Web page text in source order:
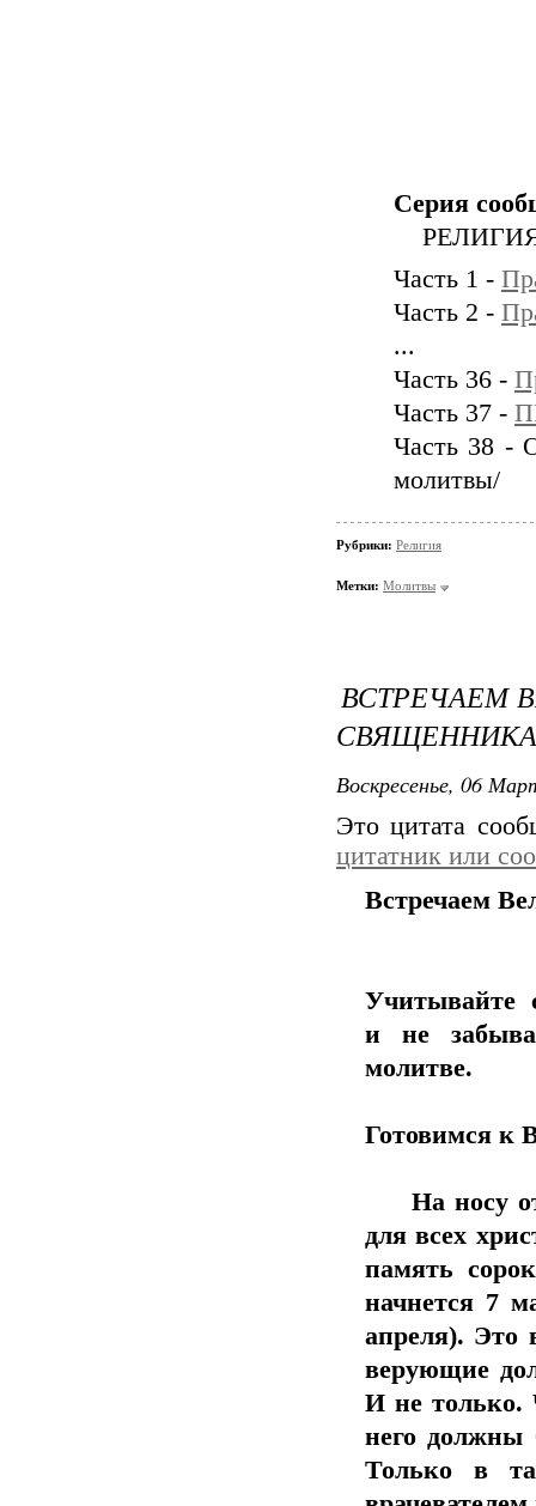
Серия
Часть 1 -
Часть 2 -
...
Часть 36 -
Часть 37 -
Часть 38 -
молитвы/
Рубрики: Религия
Метки: Молитвы
ВСТРЕЧАЕМ
СВЯЩЕННИКА
Воскресенье, 06
Это цитата
цитатник или
Встречаем
Учитывайте
и не
молитве.
Готовимся к
На носу
для всех
память
начнется 7
апреля). Это
верующие
И не только.
него
Только в